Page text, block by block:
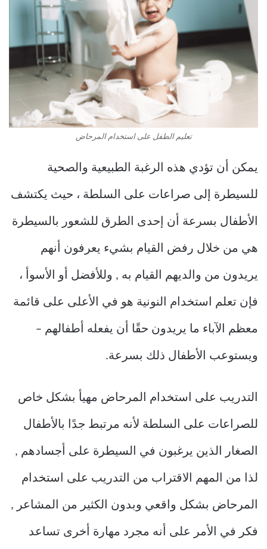
تعليم الطفل على استخدام المرحاض
يمكن أن تؤدي هذه الرغبة الطبيعية والصحية
للسيطرة إلى صراعات على السلطة ، حيث يكتشف
الأطفال بسرعة أن إحدى الطرق للشعور بالسيطرة
هي من خلال رفض القيام بشيء يعرفون أنهم
يريدون من والديهم القيام به , وللأفضل أو الأسوأ ،
فإن تعلم استخدام النونية هو في الأعلى على قائمة
معظم الآباء ما يريدون حقًا أن يفعله أطفالهم –
ويستوعب الأطفال ذلك بسرعة.
التدريب على استخدام المرحاض مهيأ بشكل خاص
للصراعات على السلطة لأنه مرتبط جدًا بالأطفال
الصغار الذين يرغبون في السيطرة على أجسادهم ,
لذا من المهم الاقتراب من التدريب على استخدام
المرحاض بشكل واقعي وبدون الكثير من المشاعر ,
فكر في الأمر على أنه مجرد مهارة أخرى تساعد